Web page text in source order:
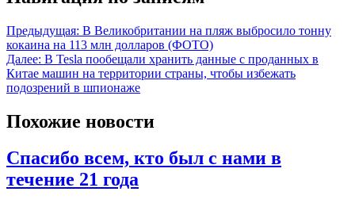
Предыдущая: В Великобритании на пляж выбросило тонну
кокаина на 113 млн долларов (ФОТО)
Далее: В Tesla пообещали хранить данные с проданных в
Китае машин на территории страны, чтобы избежать
подозрений в шпионаже
Похожие новости
Спасибо всем, кто был с нами в
течение 21 года